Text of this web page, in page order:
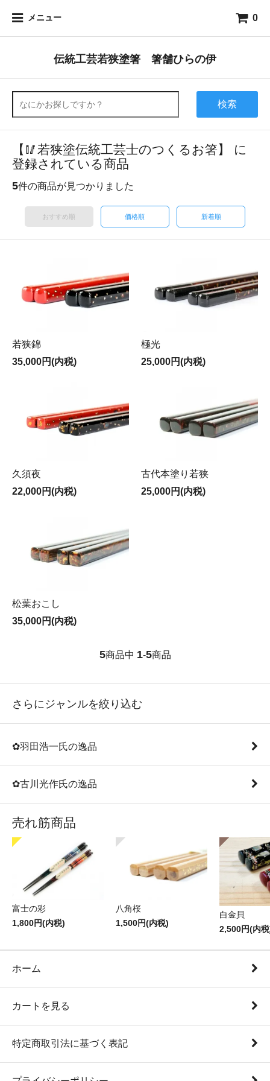
メニュー 0
伝統工芸若狭塗箸 箸舗ひらの伊
検索
【🥢若狭塗伝統工芸士のつくるお箸】 に
登録されている商品
5件の商品が見つかりました
おすすめ順 価格順 新着順
若狭錦
35,000円(内税)
極光
25,000円(内税)
久須夜
22,000円(内税)
古代本塗り若狭
25,000円(内税)
松葉おこし
35,000円(内税)
5商品中 1-5商品
さらにジャンルを絞り込む
✿羽田浩一氏の逸品
✿古川光作氏の逸品
売れ筋商品
富士の彩
1,800円(内税)
八角桜
1,500円(内税)
白金貝
2,500円(内
ホーム
カートを見る
特定商取引法に基づく表記